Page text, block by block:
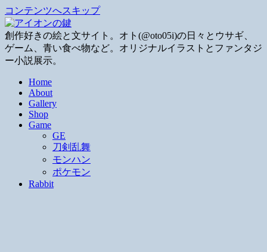
コンテンツへスキップ
創作好きの絵と文サイト。オト(@oto05i)の日々とウサギ、
ゲーム、青い食べ物など。オリジナルイラストとファンタジ
ー小説展示。
Home
About
Gallery
Shop
Game
GE
刀剣乱舞
モンハン
ポケモン
Rabbit